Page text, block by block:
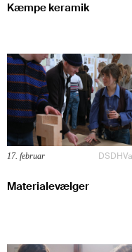
Kæmpe keramik
17. februar DSDH
Materialevælger